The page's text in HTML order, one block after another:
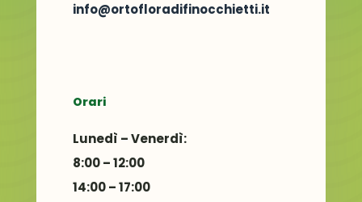
info@ortofloradifinocchietti.it
Orari
Lunedì – Venerdì:
8:00 – 12:00
14:00 – 17:00